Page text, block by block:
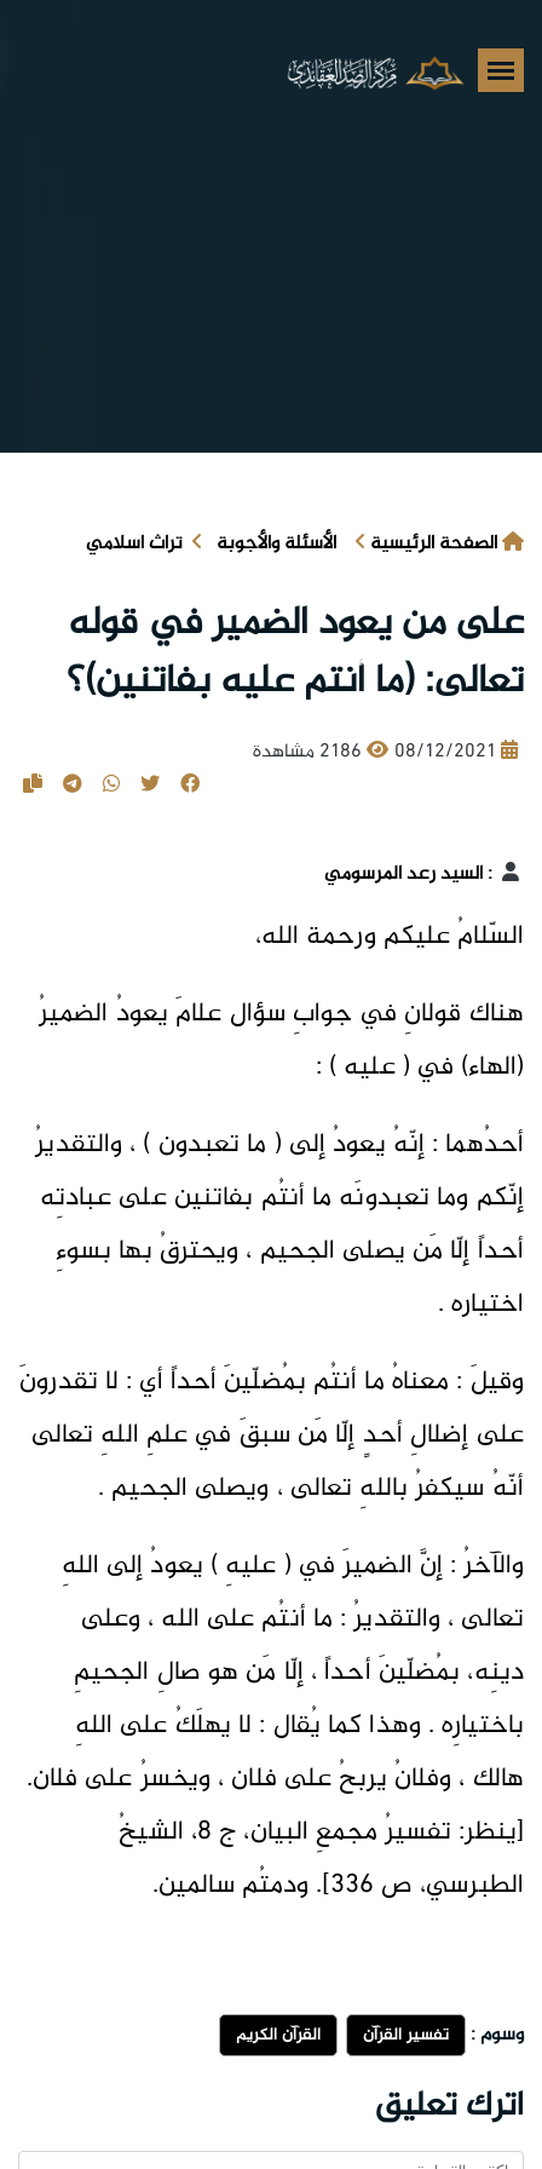
الصفحة الرئيسية الأسئلة والأجوبة تراث اسلامي
على من يعود الضمير في قوله
تعالى: (ما أنتم عليه بفاتنين)؟
08/12/2021 2186 مشاهدة
:السيد رعد المرسومي
السّلامُ عليكم ورحمة الله،
هناك قولانِ في جوابِ سؤال علامَ يعودُ الضميرُ
(الهاء) في ( عليه ) :
أحدُهما : إنّهُ يعودُ إلى ( ما تعبدون ) ، والتقديرُ
إنّكم وما تعبدونَه ما أنتُم بفاتنين على عبادتِه
أحداً إلّا مَن يصلى الجحيم ، ويحترقُ بها بسوءِ
اختياره .
وقيلَ : معناهُ ما أنتُم بمُضلّينَ أحداً أي : لا تقدرونَ
على إضلالِ أحدٍ إلّا مَن سبقَ في علمِ اللهِ تعالى
أنّهُ سيكفرُ باللهِ تعالى ، ويصلى الجحيم .
والآخرُ : إنَّ الضميرَ في ( عليهِ ) يعودُ إلى اللهِ
تعالى ، والتقديرُ : ما أنتُم على الله ، وعلى
دينِه، بمُضلّينَ أحداً ، إلّا مَن هو صالِ الجحيمِ
باختيارِه . وهذا كما يُقال : لا يهلَكُ على اللهِ
هالك ، وفلانُ يربحُ على فلان ، ويخسرُ على فلان.
[ينظر: تفسيرُ مجمعِ البيان، ج ٨، الشيخُ
الطبرسي، ص ٣٣٦]. ودمتُم سالمين.
وسوم : تفسير القرآن القرآن الكريم
اترك تعليق